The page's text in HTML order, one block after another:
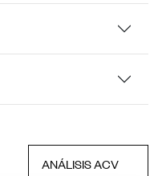
ANÁLISIS ACV